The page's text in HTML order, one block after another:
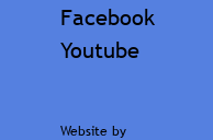
Facebook
Youtube
Website by